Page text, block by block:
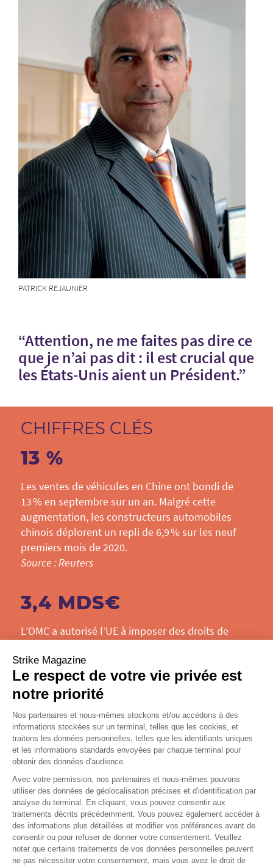
PATRICK REJAUNIER
“Attention, ne me faites pas dire ce
que je n’ai pas dit : il est crucial que
les États-Unis aient un Président.”
CHIFFRES CLÉS
13 %
Les ventes de véhicules en Chine ont bondi de
13 % en septembre sur un an. Malgré cette
augmentation, les constructeurs automobiles
chinois déplorent un repli de 6,9 % sur les neuf
premiers mois de 2020.
Source : Reuters
3,4 MDS€
L’OMC a autorisé l’UE à imposer des droits de
provenance des États-Unis pour des raisons
d’aides publiques américaines à Boeing. Bruno Le
Maire, ministre de l’Économie a indiqué que ce
l’amiable.
Source : Reuters
10,4
millions de votes
Plus de 10 millions de bulletins de vote pour
l’élection présidentielle aux États-Unis ont été
transmis par anticipation. Il s’agit là d’un taux de
Strike Magazine
Le respect de votre vie privée est
notre priorité
Nos partenaires et nous-mêmes stockons et/ou accédons à des
informations stockées sur un terminal, telles que les cookies, et
traitons les données personnelles, telles que les identifiants uniques
et les informations standards envoyées par chaque terminal pour
obtenir des données d'audience.
Avec votre permission, nos partenaires et nous-mêmes pouvons
utiliser des données de géolocalisation précises et d'identification par
analyse du terminal. En cliquant, vous pouvez consentir aux
traitements décrits précédemment. Vous pouvez également accéder à
des informations plus détaillées et modifier vos préférences avant de
consentir ou pour refuser de donner votre consentement. Veuillez
noter que certains traitements de vos données personnelles peuvent
ne pas nécessiter votre consentement, mais vous avez le droit de